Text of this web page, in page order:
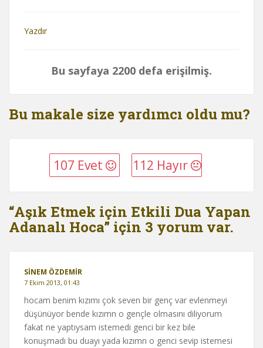
Yazdır
Bu sayfaya 2200 defa erişilmiş.
Bu makale size yardımcı oldu mu?
107 Evet 112 Hayır
“Aşık Etmek için Etkili Dua Yapan
Adanalı Hoca” için 3 yorum var.
SINEM ÖZDEMIR
7 Ekim 2013, 01:43
hocam benim kızımı çok seven bir genç var evlenmeyi
düşünüyor bende kızımn o gençle olmasını diliyorum
fakat ne yaptıysam istemedi genci bir kez bile
konuşmadı bu duayı yada kızımn o genci sevip istemesi